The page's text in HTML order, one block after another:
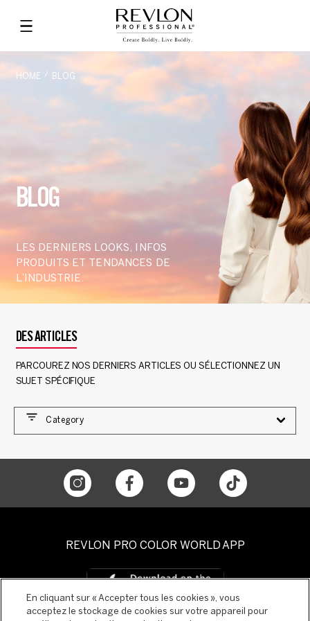
HOME BLOG
BLOG
LES DERNIERS LOOKS, INFOS
PRODUITS ET TENDANCES DE
L’INDUSTRIE.
DES ARTICLES
PARCOUREZ NOS DERNIERS ARTICLES OU SÉLECTIONNEZ UN
SUJET SPÉCIFIQUE
Category
REVLON PRO COLOR WORLD APP
En cliquant sur « Accepter tous les cookies », vous
acceptez le stockage de cookies sur votre appareil pour